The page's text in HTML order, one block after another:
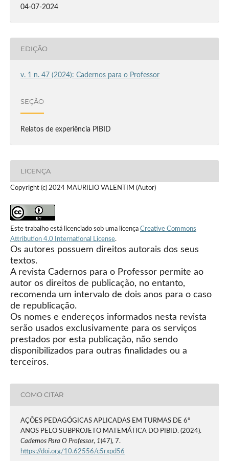
04-07-2024
EDIÇÃO
v. 1 n. 47 (2024): Cadernos para o Professor
SEÇÃO
Relatos de experiência PIBID
LICENÇA
Copyright (c) 2024 MAURILIO VALENTIM (Autor)
Este trabalho está licenciado sob uma licença Creative Commons
Attribution 4.0 International License.
Os autores possuem direitos autorais dos seus
textos.
A revista Cadernos para o Professor permite ao
autor os direitos de publicação, no entanto,
recomenda um intervalo de dois anos para o caso
de republicação.
Os nomes e endereços informados nesta revista
serão usados exclusivamente para os serviços
prestados por esta publicação, não sendo
disponibilizados para outras finalidades ou a
terceiros.
COMO CITAR
AÇÕES PEDAGÓGICAS APLICADAS EM TURMAS DE 6º
ANOS PELO SUBPROJETO MATEMÁTICA DO PIBID. (2024).
Cadernos Para O Professor, 1(47), 7.
https://doi.org/10.62556/c5rxpd56